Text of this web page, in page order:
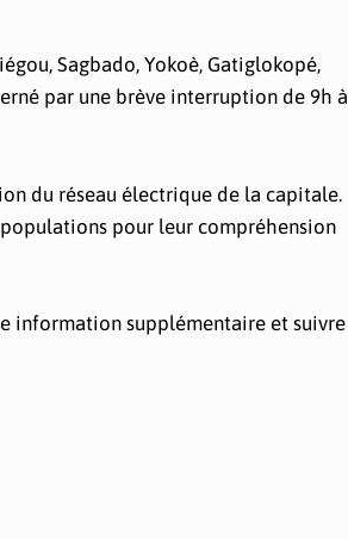
Sagbado, Yokoè, Gatiglokopé,
par une brève interruption de 9h à
du réseau électrique de la capitale.
pour leur compréhension
information supplémentaire et suivre